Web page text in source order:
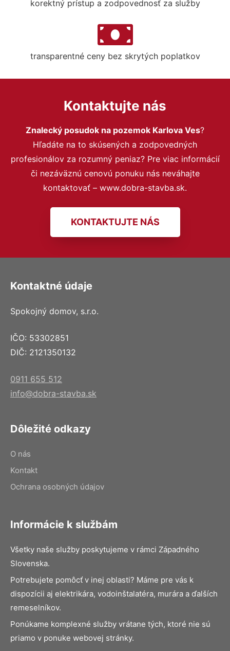
korektný prístup a zodpovednosť za služby
transparentné ceny bez skrytých poplatkov
Kontaktujte nás
Znalecký posudok na pozemok Karlova Ves?
Hľadáte na to skúsených a zodpovedných
profesionálov za rozumný peniaz? Pre viac informácií
či nezáväznú cenovú ponuku nás neváhajte
kontaktovať – www.dobra-stavba.sk.
KONTAKTUJTE NÁS
Kontaktné údaje
Spokojný domov, s.r.o.
IČO: 53302851
DIČ: 2121350132
0911 655 512
info@dobra-stavba.sk
Dôležité odkazy
O nás
Kontakt
Ochrana osobných údajov
Informácie k službám
Všetky naše služby poskytujeme v rámci Západného
Slovenska.
Potrebujete pomôcť v inej oblasti? Máme pre vás k
dispozícii aj elektrikára, vodoinštalatéra, murára a ďalších
remeselníkov.
Ponúkame komplexné služby vrátane tých, ktoré nie sú
priamo v ponuke webovej stránky.